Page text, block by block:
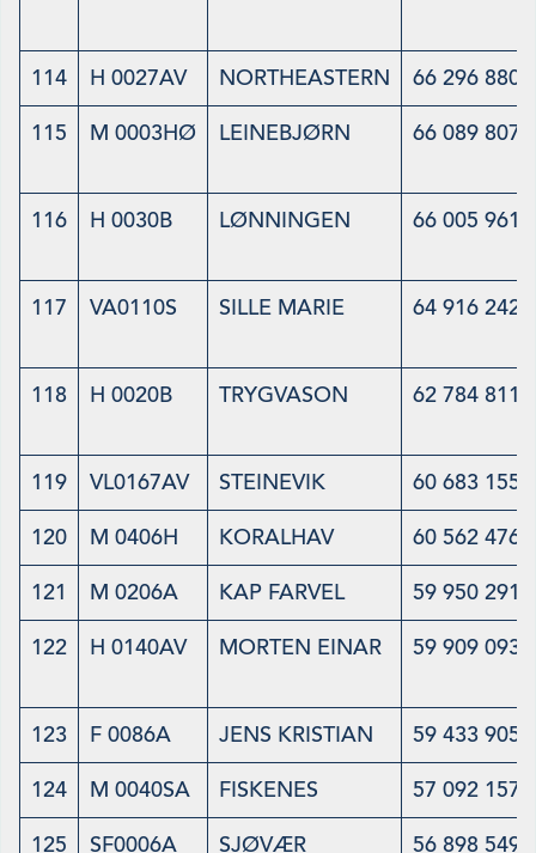
114 H 0027AV NORTHEASTERN 66 296 880
115 M 0003HØ LEINEBJØRN 66 089 807
116 H 0030B LØNNINGEN 66 005 961
117 VA0110S SILLE MARIE 64 916 242
118 H 0020B TRYGVASON 62 784 811
119 VL0167AV STEINEVIK 60 683 155
120 M 0406H KORALHAV 60 562 476
121 M 0206A KAP FARVEL 59 950 291
122 H 0140AV MORTEN EINAR 59 909 093
123 F 0086A JENS KRISTIAN 59 433 905
124 M 0040SA FISKENES 57 092 157
125 SF0006A SJØVÆR 56 898 549